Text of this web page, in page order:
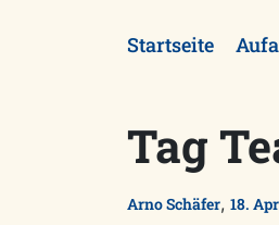
Startseite
Tag
Arno Schäfer, 18.